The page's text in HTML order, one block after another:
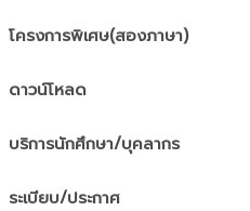
โครงการพิเศษ(สองภาษา)
ดาวน์โหลด
บริการนักศึกษา/บุคลากร
ระเบียบ/ประกาศ